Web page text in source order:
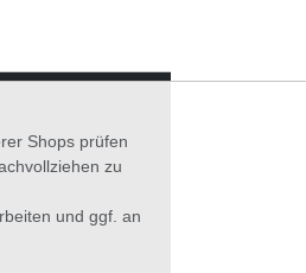
Shops prüfen
zu
und ggf. an